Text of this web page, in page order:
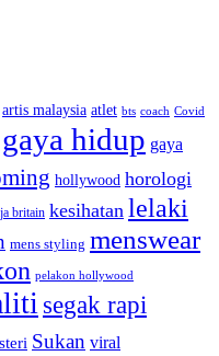
artis malaysia atlet bts coach Covid
gaya hidup gaya
hollywood horologi
britain kesihatan lelaki
mens styling menswear
pelakon hollywood
segak rapi
Sukan viral